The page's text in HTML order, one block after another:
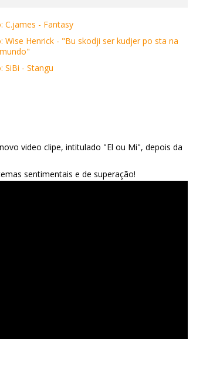
C.james - Fantasy
Wise Henrick - "Bu skodji ser kudjer po sta na
SiBi - Stangu
video clipe, intitulado "El ou Mi", depois da
sentimentais e de superação!